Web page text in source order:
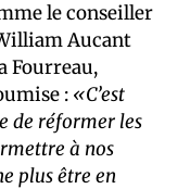
le conseiller
Aucant
Fourreau,
: «C’est
de réformer les
à nos
plus être en